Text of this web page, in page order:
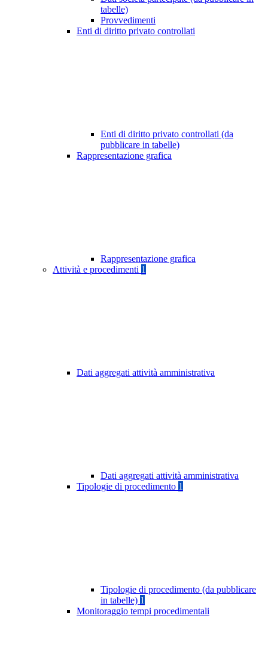
tabelle)
Provvedimenti
Enti di diritto privato controllati
Enti di diritto privato controllati (da
pubblicare in tabelle)
Rappresentazione grafica
Rappresentazione grafica
Attività e procedimenti 1
Dati aggregati attività amministrativa
Dati aggregati attività amministrativa
Tipologie di procedimento 1
Tipologie di procedimento (da pubblicare
in tabelle) 1
Monitoraggio tempi procedimentali